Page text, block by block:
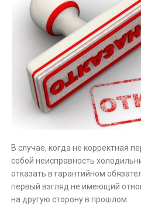
В случае, когда не корректная
собой неисправность
отказать в гарантийном
первый взгляд не имеющий
на другую сторону в прошлом.